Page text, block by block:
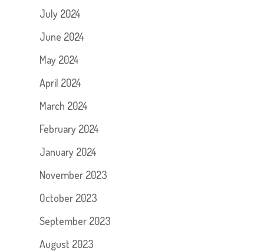
July 2024
June 2024
May 2024
April 2024
March 2024
February 2024
January 2024
November 2023
October 2023
September 2023
August 2023